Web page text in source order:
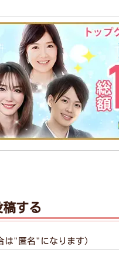
する
は"匿名"になります）